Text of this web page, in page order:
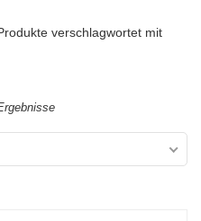
verschlagwortet mit